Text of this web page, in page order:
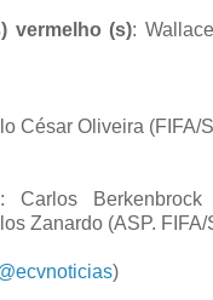
vermelho (s):
César Oliveira (FIFA/
: Carlos
Zanardo (ASP. FIFA/
)